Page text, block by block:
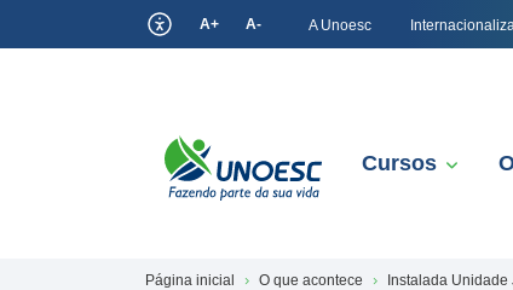
A+ A- A Unoesc
Cursos
Página inicial O que acontece Instalada